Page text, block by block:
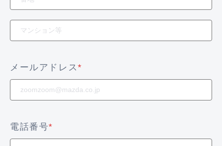
メールアドレス*
電話番号*